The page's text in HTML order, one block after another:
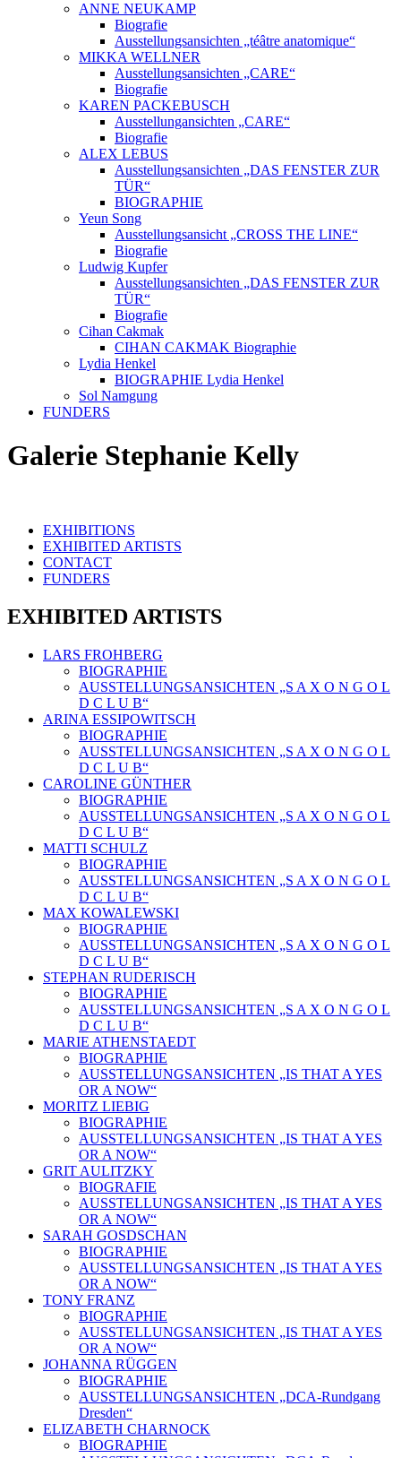
ANNE NEUKAMP
Biografie
Ausstellungsansichten „téâtre anatomique“
MIKKA WELLNER
Ausstellungsansichten „CARE“
Biografie
KAREN PACKEBUSCH
Ausstellungansichten „CARE“
Biografie
ALEX LEBUS
Ausstellungsansichten „DAS FENSTER ZUR
TÜR“
BIOGRAPHIE
Yeun Song
Ausstellungsansicht „CROSS THE LINE“
Biografie
Ludwig Kupfer
Ausstellungsansichten „DAS FENSTER ZUR
TÜR“
Biografie
Cihan Cakmak
CIHAN CAKMAK Biographie
Lydia Henkel
BIOGRAPHIE Lydia Henkel
Sol Namgung
FUNDERS
Galerie Stephanie Kelly
EXHIBITIONS
EXHIBITED ARTISTS
CONTACT
FUNDERS
EXHIBITED ARTISTS
LARS FROHBERG
BIOGRAPHIE
AUSSTELLUNGSANSICHTEN „S A X O N G O L
D C L U B“
ARINA ESSIPOWITSCH
BIOGRAPHIE
AUSSTELLUNGSANSICHTEN „S A X O N G O L
D C L U B“
CAROLINE GÜNTHER
BIOGRAPHIE
AUSSTELLUNGSANSICHTEN „S A X O N G O L
D C L U B“
MATTI SCHULZ
BIOGRAPHIE
AUSSTELLUNGSANSICHTEN „S A X O N G O L
D C L U B“
MAX KOWALEWSKI
BIOGRAPHIE
AUSSTELLUNGSANSICHTEN „S A X O N G O L
D C L U B“
STEPHAN RUDERISCH
BIOGRAPHIE
AUSSTELLUNGSANSICHTEN „S A X O N G O L
D C L U B“
MARIE ATHENSTAEDT
BIOGRAPHIE
AUSSTELLUNGSANSICHTEN „IS THAT A YES
OR A NOW“
MORITZ LIEBIG
BIOGRAPHIE
AUSSTELLUNGSANSICHTEN „IS THAT A YES
OR A NOW“
GRIT AULITZKY
BIOGRAFIE
AUSSTELLUNGSANSICHTEN „IS THAT A YES
OR A NOW“
SARAH GOSDSCHAN
BIOGRAPHIE
AUSSTELLUNGSANSICHTEN „IS THAT A YES
OR A NOW“
TONY FRANZ
BIOGRAPHIE
AUSSTELLUNGSANSICHTEN „IS THAT A YES
OR A NOW“
JOHANNA RÜGGEN
BIOGRAPHIE
AUSSTELLUNGSANSICHTEN „DCA-Rundgang
Dresden“
ELIZABETH CHARNOCK
BIOGRAPHIE